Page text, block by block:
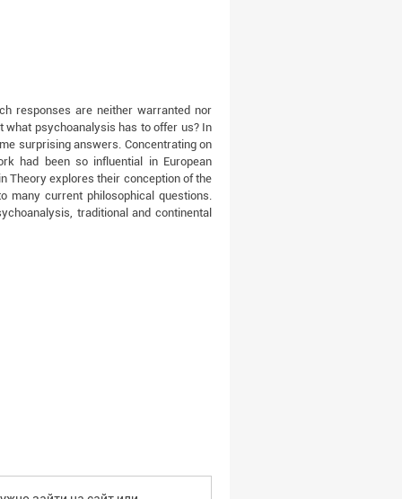
responses are neither warranted nor
what psychoanalysis has to offer us? In
surprising answers. Concentrating on
had been so influential in European
Theory explores their conception of the
many current philosophical questions.
traditional and continental